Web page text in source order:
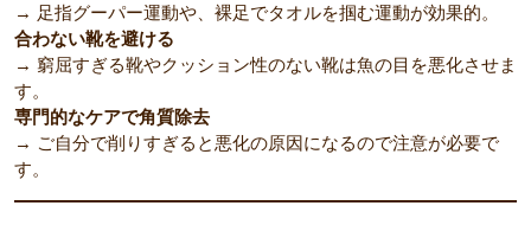
→ 足指グーパー運動や、裸足でタオルを掴む運動が効果的。
合わない靴を避ける
→ 窮屈すぎる靴やクッション性のない靴は魚の目を悪化させま
す。
専門的なケアで角質除去
→ ご自分で削りすぎると悪化の原因になるので注意が必要で
す。